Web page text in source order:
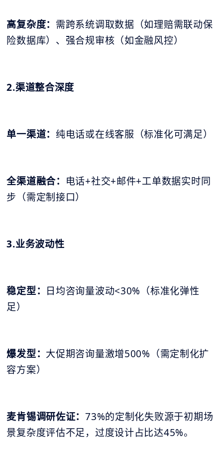
高复杂度： 需跨系统调取数据（如理赔需联动保
险数据库）、强合规审核（如金融风控）
2.渠道整合深度
单一渠道：纯电话或在线客服（标准化可满足）
全渠道融合： 电话+社交+邮件+工单数据实时同
步（需定制接口）
3.业务波动性
稳定型： 日均咨询量波动<30%（标准化弹性
足）
爆发型： 大促期咨询量激增500%（需定制化扩
容方案）
麦肯锡调研佐证：73%的定制化失败源于初期场
景复杂度评估不足，过度设计占比达45%。